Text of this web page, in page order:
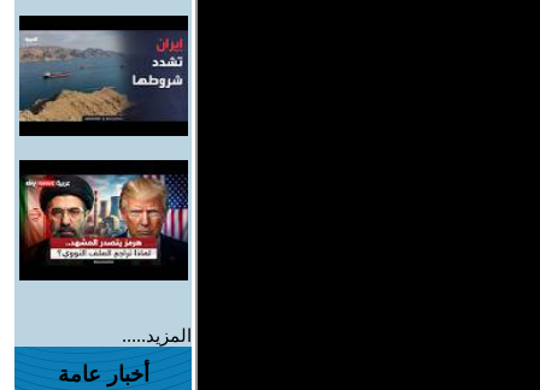
المزيد.....
أخبار عامة